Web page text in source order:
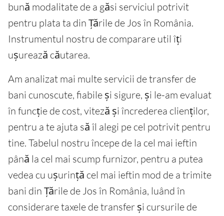
bună modalitate de a găsi serviciul potrivit
pentru plata ta din Țările de Jos în România.
Instrumentul nostru de comparare util îți
ușurează căutarea.
Am analizat mai multe servicii de transfer de
bani cunoscute, fiabile și sigure, și le-am evaluat
în funcție de cost, viteză și încrederea clienților,
pentru a te ajuta să îl alegi pe cel potrivit pentru
tine. Tabelul nostru începe de la cel mai ieftin
până la cel mai scump furnizor, pentru a putea
vedea cu ușurință cel mai ieftin mod de a trimite
bani din Țările de Jos în România, luând în
considerare taxele de transfer și cursurile de